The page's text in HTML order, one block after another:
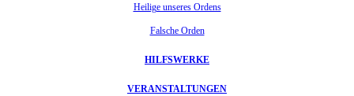
Heilige unseres Ordens
Falsche Orden
HILFSWERKE
VERANSTALTUNGEN